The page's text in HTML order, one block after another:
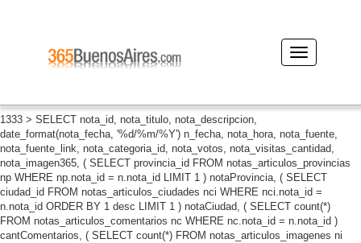
1333 > SELECT nota_id, nota_titulo, nota_descripcion,
date_format(nota_fecha, '%d/%m/%Y') n_fecha, nota_hora, nota_fuente,
nota_fuente_link, nota_categoria_id, nota_votos, nota_visitas_cantidad,
nota_imagen365, ( SELECT provincia_id FROM notas_articulos_provincias
np WHERE np.nota_id = n.nota_id LIMIT 1 ) notaProvincia, ( SELECT
ciudad_id FROM notas_articulos_ciudades nci WHERE nci.nota_id =
n.nota_id ORDER BY 1 desc LIMIT 1 ) notaCiudad, ( SELECT count(*)
FROM notas_articulos_comentarios nc WHERE nc.nota_id = n.nota_id )
cantComentarios, ( SELECT count(*) FROM notas_articulos_imagenes ni
Desplegar
navegación